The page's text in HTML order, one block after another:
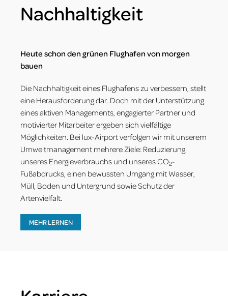
Nachhaltigkeit
Heute schon den grünen Flughafen von morgen
bauen
Die Nachhaltigkeit eines Flughafens zu verbessern, stellt
eine Herausforderung dar. Doch mit der Unterstützung
eines aktiven Managements, engagierter Partner und
motivierter Mitarbeiter ergeben sich vielfältige
Möglichkeiten. Bei lux-Airport verfolgen wir mit unserem
Umweltmanagement mehrere Ziele: Reduzierung
unseres Energieverbrauchs und unseres CO2-
Fußabdrucks, einen bewussten Umgang mit Wasser,
Müll, Boden und Untergrund sowie Schutz der
Artenvielfalt.
MEHR LERNEN